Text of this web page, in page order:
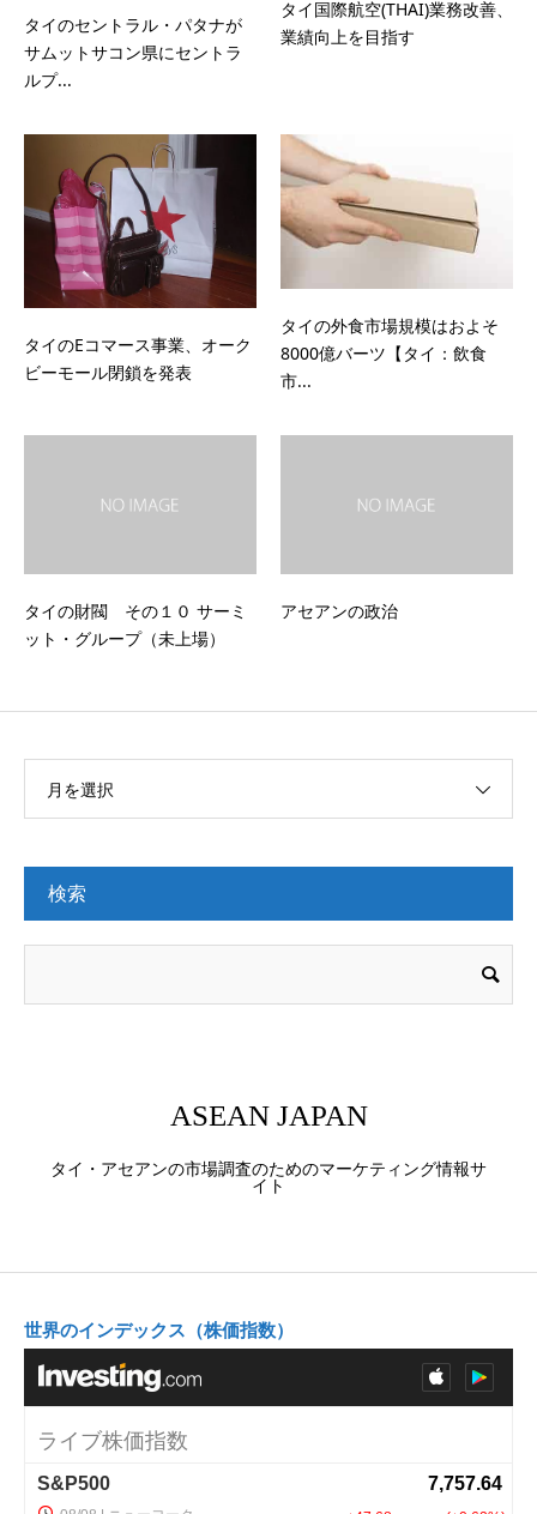
タイのセントラル・パタナが
サムットサコン県にセントラ
ルプ...
タイ国際航空(THAI)業務改善、
業績向上を目指す
タイのEコマース事業、オーク
ビーモール閉鎖を発表
タイの外食市場規模はおよそ
8000億バーツ【タイ：飲食
市...
タイの財閥 その１０ サーミ
ット・グループ（未上場）
アセアンの政治
月を選択
検索
ASEAN JAPAN
タイ・アセアンの市場調査のためのマーケティング情報サ
イト
世界のインデックス（株価指数）